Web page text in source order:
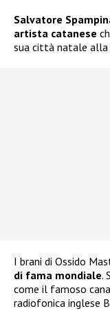
Salvatore
artista catanese
sua città natale alla
I brani di Ossido
di fama mondiale.
come il famoso
radiofonica inglese